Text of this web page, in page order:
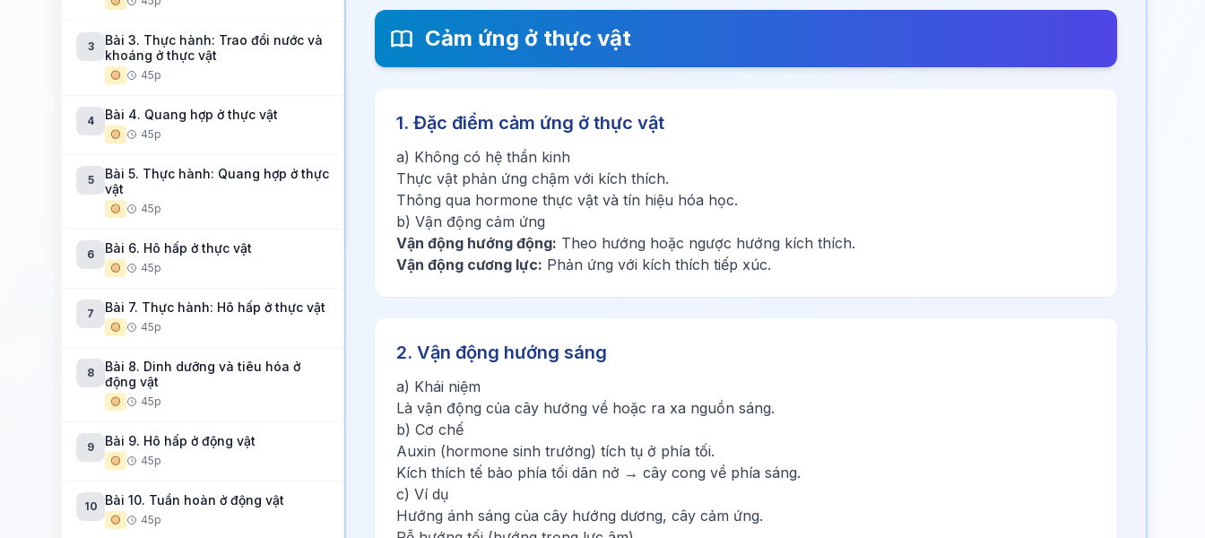
Cảm ứng ở thực vật
1. Đặc điểm cảm ứng ở thực vật
a) Không có hệ thần kinh
Thực vật phản ứng chậm với kích thích.
Thông qua hormone thực vật và tín hiệu hóa học.
b) Vận động cảm ứng
Vận động hướng động: Theo hướng hoặc ngược hướng kích thích.
Vận động cương lực: Phản ứng với kích thích tiếp xúc.
2. Vận động hướng sáng
a) Khái niệm
Là vận động của cây hướng về hoặc ra xa nguồn sáng.
b) Cơ chế
Auxin (hormone sinh trưởng) tích tụ ở phía tối.
Kích thích tế bào phía tối dãn nở → cây cong về phía sáng.
c) Ví dụ
Hướng ánh sáng của cây hướng dương, cây cảm ứng.
3
Bài 3. Thực hành: Trao đổi nước và
khoáng ở thực vật
🟡 45p
4 Bài 4. Quang hợp ở thực vật
🟡 45p
5
Bài 5. Thực hành: Quang hợp ở thực
vật
🟡 45p
6 Bài 6. Hô hấp ở thực vật
🟡 45p
7 Bài 7. Thực hành: Hô hấp ở thực vật
🟡 45p
8
Bài 8. Dinh dưỡng và tiêu hóa ở
động vật
🟡 45p
9 Bài 9. Hô hấp ở động vật
🟡 45p
10 Bài 10. Tuần hoàn ở động vật
🟡 45p